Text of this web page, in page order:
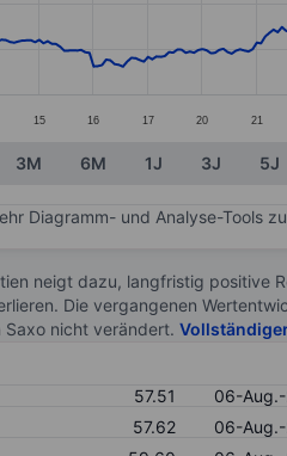
15 16 17 20 21
3M 6M 1J 3J 5J
Diagramm- und Analyse-Tools
neigt dazu, langfristig positive
Die vergangenen
nicht verändert.
57.51
06-
57.62
06-